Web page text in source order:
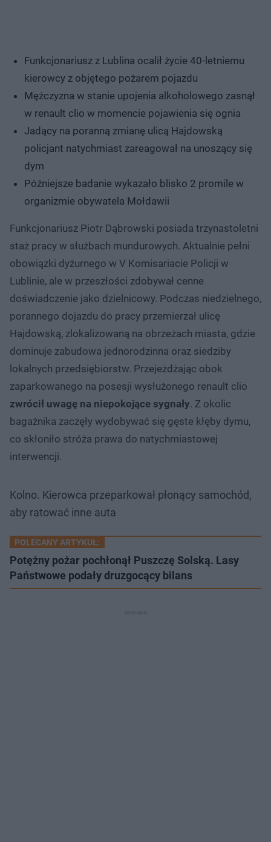
Funkcjonariusz z Lublina ocalił życie 40-letniemu
kierowcy z objętego pożarem pojazdu
Mężczyzna w stanie upojenia alkoholowego zasnął
w renault clio w momencie pojawienia się ognia
Jadący na poranną zmianę ulicą Hajdowską
policjant natychmiast zareagował na unoszący się
dym
Późniejsze badanie wykazało blisko 2 promile w
organizmie obywatela Mołdawii
Funkcjonariusz Piotr Dąbrowski posiada trzynastoletni
staż pracy w służbach mundurowych. Aktualnie pełni
obowiązki dyżurnego w V Komisariacie Policji w
Lublinie, ale w przeszłości zdobywał cenne
doświadczenie jako dzielnicowy. Podczas niedzielnego,
porannego dojazdu do pracy przemierzał ulicę
Hajdowską, zlokalizowaną na obrzeżach miasta, gdzie
dominuje zabudowa jednorodzinna oraz siedziby
lokalnych przedsiębiorstw. Przejeżdżając obok
zaparkowanego na posesji wysłużonego renault clio
zwrócił uwagę na niepokojące sygnały. Z okolic
bagażnika zaczęły wydobywać się gęste kłęby dymu,
co skłoniło stróża prawa do natychmiastowej
interwencji.
Kolno. Kierowca przeparkował płonący samochód,
aby ratować inne auta
POLECANY ARTYKUŁ:
Potężny pożar pochłonął Puszczę Solską. Lasy
Państwowe podały druzgocący bilans